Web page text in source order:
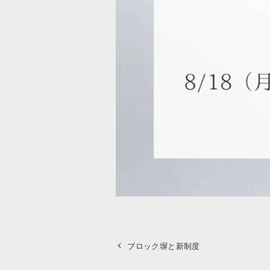
ブロック塀と新制度